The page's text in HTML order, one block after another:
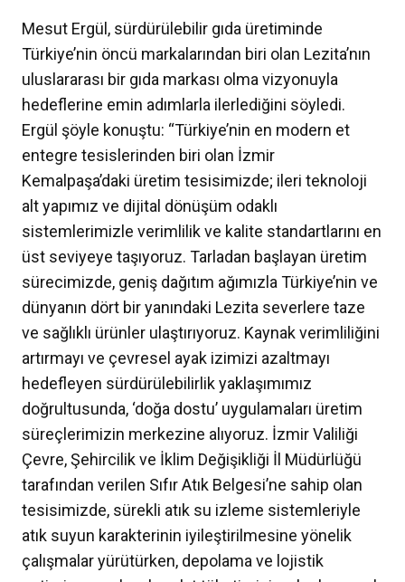
Mesut Ergül, sürdürülebilir gıda üretiminde
Türkiye’nin öncü markalarından biri olan Lezita’nın
uluslararası bir gıda markası olma vizyonuyla
hedeflerine emin adımlarla ilerlediğini söyledi.
Ergül şöyle konuştu: “Türkiye’nin en modern et
entegre tesislerinden biri olan İzmir
Kemalpaşa’daki üretim tesisimizde; ileri teknoloji
alt yapımız ve dijital dönüşüm odaklı
sistemlerimizle verimlilik ve kalite standartlarını en
üst seviyeye taşıyoruz. Tarladan başlayan üretim
sürecimizde, geniş dağıtım ağımızla Türkiye’nin ve
dünyanın dört bir yanındaki Lezita severlere taze
ve sağlıklı ürünler ulaştırıyoruz. Kaynak verimliliğini
artırmayı ve çevresel ayak izimizi azaltmayı
hedefleyen sürdürülebilirlik yaklaşımımız
doğrultusunda, ‘doğa dostu’ uygulamaları üretim
süreçlerimizin merkezine alıyoruz. İzmir Valiliği
Çevre, Şehircilik ve İklim Değişikliği İl Müdürlüğü
tarafından verilen Sıfır Atık Belgesi’ne sahip olan
tesisimizde, sürekli atık su izleme sistemleriyle
atık suyun karakterinin iyileştirilmesine yönelik
çalışmalar yürütürken, depolama ve lojistik